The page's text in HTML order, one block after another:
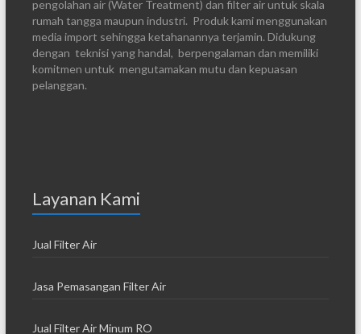
pengolahan air (Water Treatment) dan filter air untuk skala
rumah tangga maupun industri. Produk kami menggunakan
media import sehingga ketahanannya terjamin. Didukung
dengan teknisi yang handal, berpengalaman dan memiliki
komitmen untuk mengutamakan mutu dan kepuasan
pelanggan.
Layanan Kami
Jual Filter Air
Jasa Pemasangan Filter Air
Jual Filter Air Minum RO